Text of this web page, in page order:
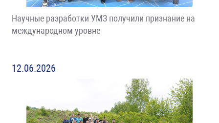
Научные разработки УМЗ получили признание на
международном уровне
12.06.2026